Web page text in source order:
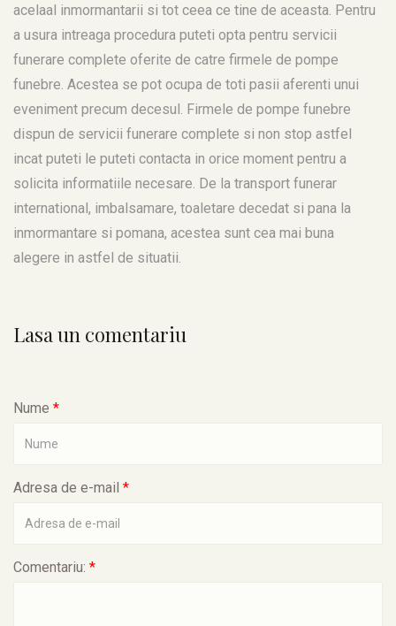
acelaal inmormantarii si tot ceea ce tine de aceasta. Pentru
a usura intreaga procedura puteti opta pentru servicii
funerare complete oferite de catre firmele de pompe
funebre. Acestea se pot ocupa de toti pasii aferenti unui
eveniment precum decesul. Firmele de pompe funebre
dispun de servicii funerare complete si non stop astfel
incat puteti le puteti contacta in orice moment pentru a
solicita informatiile necesare. De la transport funerar
international, imbalsamare, toaletare decedat si pana la
inmormantare si pomana, acestea sunt cea mai buna
alegere in astfel de situatii.
Lasa un comentariu
Nume *
Adresa de e-mail *
Comentariu: *